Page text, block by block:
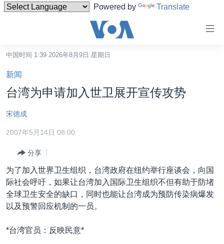
Powered by Translate
碍
链
接
转
内
转
到
导
航
转
台湾
港澳
国际
最新国际新闻
印太
中东
欧洲
分类新闻
经济·金融·贸易
人权·法律·宗教
科教·文娱·体健
美中关系
热点专题
白宫要闻
VOA视频
中国时间 1:39 2026年8月9日 星期日
新闻
台湾为申请加入世卫展开宣传攻势
宋德成
2007年5月14日 08:00
分享
为了加入世界卫生组织，台湾政府在纽约举行座谈会，向国
际社会呼吁，如果让台湾加入国际卫生组织不但有助于防堵
全球卫生安全的缺口，同时也能让台湾成为预防传染病爆发
以及预警回应机制的一员。
*台湾官员：反映民意*